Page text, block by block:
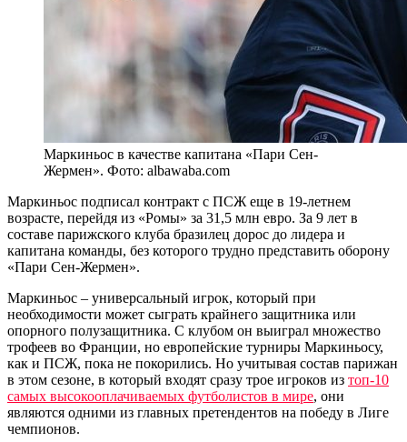
Маркиньос в качестве капитана «Пари Сен-
Жермен». Фото: albawaba.com
Маркиньос подписал контракт с ПСЖ еще в 19-летнем
возрасте, перейдя из «Ромы» за 31,5 млн евро. За 9 лет в
составе парижского клуба бразилец дорос до лидера и
капитана команды, без которого трудно представить оборону
«Пари Сен-Жермен».
Маркиньос – универсальный игрок, который при
необходимости может сыграть крайнего защитника или
опорного полузащитника. С клубом он выиграл множество
трофеев во Франции, но европейские турниры Маркиньосу,
как и ПСЖ, пока не покорились. Но учитывая состав парижан
в этом сезоне, в который входят сразу трое игроков из топ-10
самых высокооплачиваемых футболистов в мире, они
являются одними из главных претендентов на победу в Лиге
чемпионов.